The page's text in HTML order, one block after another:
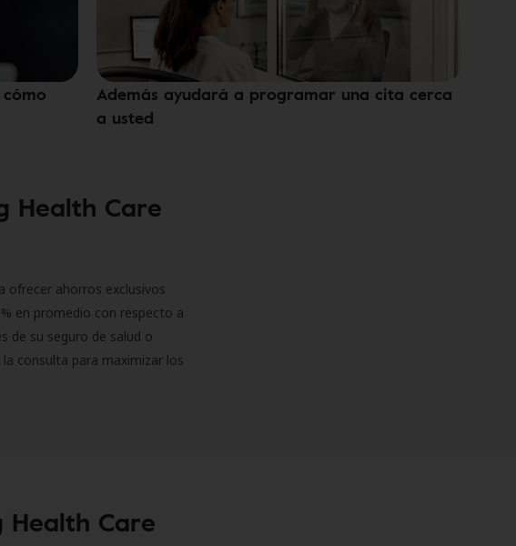
Además ayudará a programar una cita cerca
a usted
Health Care
ofrecer ahorros exclusivos
en promedio con respecto a
de su seguro de salud o
consulta para maximizar los
Health Care